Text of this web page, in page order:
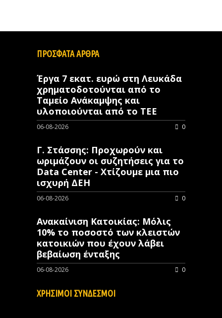
ΠΡΟΣΦΑΤΑ ΑΡΘΡΑ
Έργα 7 εκατ. ευρώ στη Λευκάδα
χρηματοδοτούνται από το
Ταμείο Ανάκαμψης και
υλοποιούνται από το ΤΕΕ
06-08-2026 0
Γ. Στάσσης: Προχωρούν και
ωριμάζουν οι συζητήσεις για το
Data Center - Χτίζουμε μια πιο
ισχυρή ΔΕΗ
06-08-2026 0
Ανακαίνιση Κατοικίας: Μόλις
10% το ποσοστό των κλειστών
κατοικιών που έχουν λάβει
βεβαίωση ένταξης
06-08-2026 0
ΧΡΗΣΙΜΟΙ ΣΥΝΔΕΣΜΟΙ